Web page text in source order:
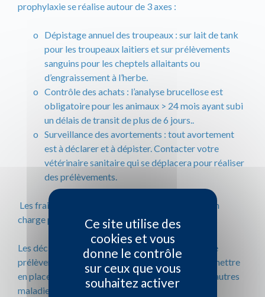
prophylaxie se réalise autour de 3 axes :
Dépistage annuel des troupeaux : sur lait de tank
pour les troupeaux laitiers et sur prélèvements
sanguins pour les cheptels allaitants ou
d’engraissement à l’herbe.
Contrôle des achats : l’analyse brucellose est
obligatoire pour les animaux > 24 mois ayant subi
un délais de transit de plus de 6 jours..
Surveillance des avortements : tout avortement
est à déclarer et à dépister. Contacter votre
vétérinaire sanitaire qui se déplacera pour réaliser
des prélèvements.
Les frais occasionnés par ces analyses sont pris en
charge par l’Etat.
Les déclarations d’avortements et la réalisation de
prélèvements permettent également au GDS de mettre
en place des recherches complémentaires pour d’autres
maladies abortives !
Ce site utilise des
cookies et vous
donne le contrôle
sur ceux que vous
souhaitez activer